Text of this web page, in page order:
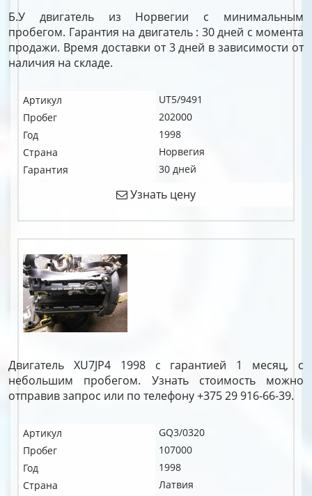
Б.У двигатель из Норвегии с минимальным
пробегом. Гарантия на двигатель : 30 дней с момента
продажи. Время доставки от 3 дней в зависимости от
наличия на складе.
Артикул
UT5/9491
Пробег
202000
Год
1998
Страна
Норвегия
Гарантия
30 дней
Узнать цену
Двигатель XU7JP4 1998 с гарантией 1 месяц, с
небольшим пробегом. Узнать стоимость можно
отправив запрос или по телефону +375 29 916-66-39.
Артикул
GQ3/0320
Пробег
107000
Год
1998
Страна
Латвия